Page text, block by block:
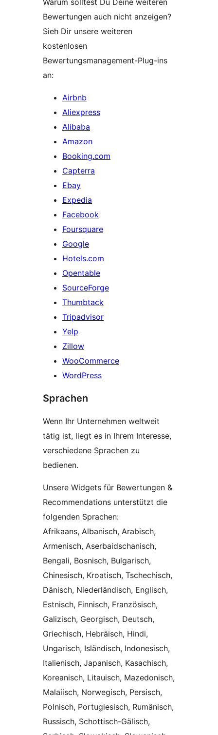
Bewertungen auch nicht anzeigen?
Sieh Dir unsere weiteren
kostenlosen
Bewertungsmanagement-Plug-ins
an:
Airbnb
Aliexpress
Alibaba
Amazon
Booking.com
Capterra
Ebay
Expedia
Facebook
Foursquare
Google
Hotels.com
Opentable
SourceForge
Thumbtack
Tripadvisor
Yelp
Zillow
WooCommerce
WordPress
Sprachen
Wenn Ihr Unternehmen weltweit
tätig ist, liegt es in Ihrem Interesse,
verschiedene Sprachen zu
bedienen.
Unsere Widgets für Bewertungen &
Recommendations unterstützt die
folgenden Sprachen:
Afrikaans, Albanisch, Arabisch,
Armenisch, Aserbaidschanisch,
Bengali, Bosnisch, Bulgarisch,
Chinesisch, Kroatisch, Tschechisch,
Dänisch, Niederländisch, Englisch,
Estnisch, Finnisch, Französisch,
Galizisch, Georgisch, Deutsch,
Griechisch, Hebräisch, Hindi,
Ungarisch, Isländisch, Indonesisch,
Italienisch, Japanisch, Kasachisch,
Koreanisch, Litauisch, Mazedonisch,
Malaiisch, Norwegisch, Persisch,
Polnisch, Portugiesisch, Rumänisch,
Russisch, Schottisch-Gälisch,